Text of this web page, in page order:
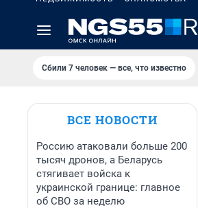
Сбили 7 человек — все, что известно
ВСЕ НОВОСТИ
Россию атаковали больше 200
тысяч дронов, а Беларусь
стягивает войска к
украинской границе: главное
об СВО за неделю